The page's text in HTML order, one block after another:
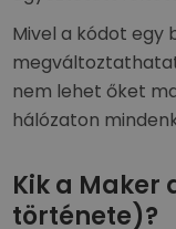
Mivel a kódot egy
nem lehet őket
hálózaton
Kik a Maker
története)?